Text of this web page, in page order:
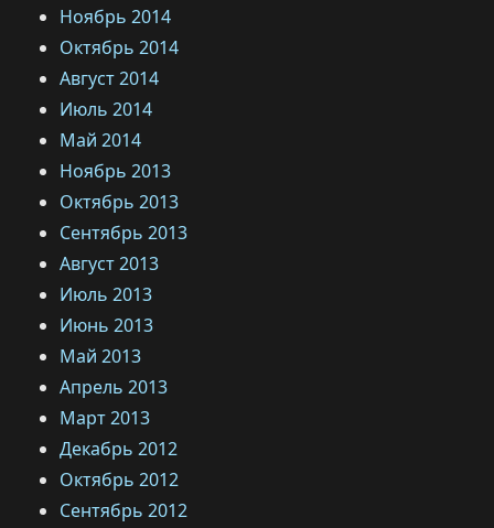
Ноябрь 2014
Октябрь 2014
Август 2014
Июль 2014
Май 2014
Ноябрь 2013
Октябрь 2013
Сентябрь 2013
Август 2013
Июль 2013
Июнь 2013
Май 2013
Апрель 2013
Март 2013
Декабрь 2012
Октябрь 2012
Сентябрь 2012